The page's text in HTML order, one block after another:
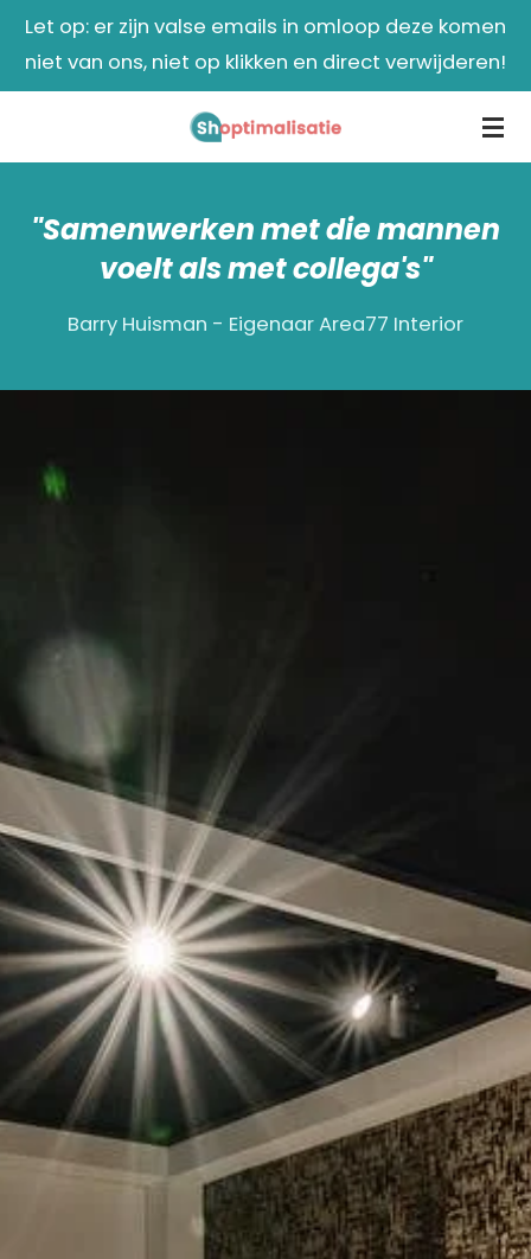
Ga
direct
naar
hoofdinhoud
Let op: er zijn valse emails in omloop deze komen
niet van ons, niet op klikken en direct verwijderen!
"Samenwerken met die mannen
voelt als met collega's"
Barry Huisman - Eigenaar Area77 Interior